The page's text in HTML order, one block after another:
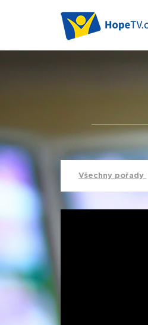
Všechny pořady